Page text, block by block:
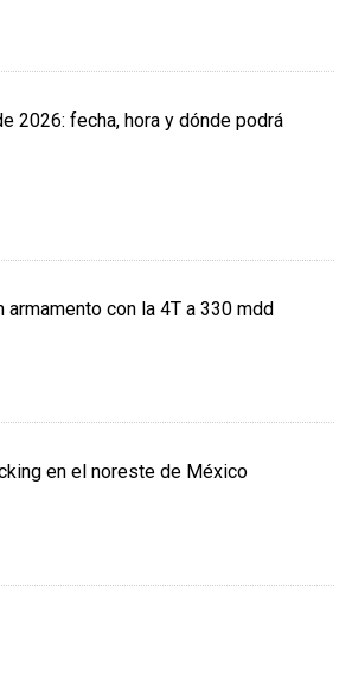
2026: fecha, hora y dónde podrá
armamento con la 4T a 330 mdd
en el noreste de México